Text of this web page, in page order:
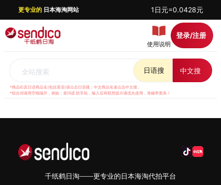
更专业的日本海淘网站 1日元=0.0428元
使用说明
登录/注册
全站搜索 日语搜 中文搜
*商品ID及日语商品名(包括英语)请点击日语搜；中文商品名请点击中文搜。
*组合词请用空格隔开，例如：喜玛诺 纺车轮，输入后有联想提示请优先使用，准确率更高！
千纸鹤日淘——更专业的日本海淘代拍平台